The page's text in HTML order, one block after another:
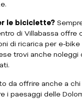
le biciclette?
di Villabassa offre
di ricarica per e-
trovi anche
da offrire anche a
i paesaggi delle